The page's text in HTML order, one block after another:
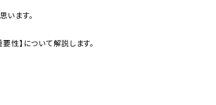
います。
性】について解説します。